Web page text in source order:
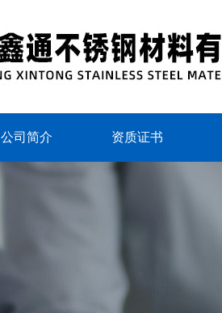
公司简介 资质证书